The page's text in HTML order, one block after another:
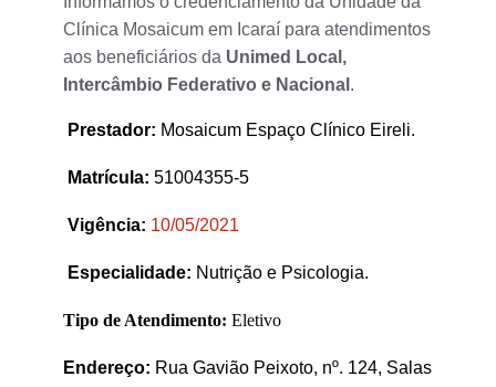
Clínica Mosaicum em Icaraí para atendimentos
aos beneficiários da Unimed Local,
Intercâmbio Federativo e Nacional .
Prestador: Mosaicum Espaço Clínico Eireli.
Matrícula: 51004355-5
Vigência: 10/05/2021
Especialidade: Nutrição e Psicologia.
Tipo de Atendimento: Eletivo
Endereço: Rua Gavião Peixoto, nº. 124, Salas